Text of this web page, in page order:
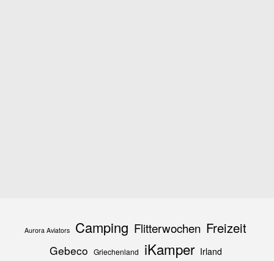
Aurora Aviators Camping Flitterwochen Freizeit
Gebeco Griechenland iKamper Irland